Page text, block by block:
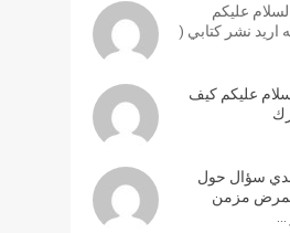
عليكم
اريد نشر كتابي (
عليكم كيف
سؤال حول
مزمن